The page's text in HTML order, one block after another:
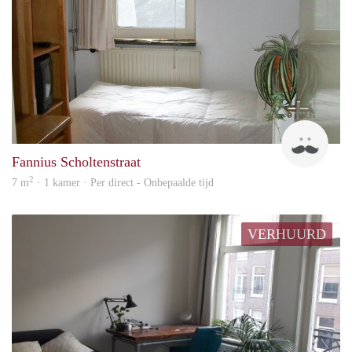
B
Fannius Scholtenstraat
7 m2 · 1 kamer · Per direct - Onbepaalde tijd
VERHUURD